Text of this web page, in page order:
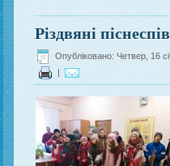
Різдвяні
Опубліковано: Четвер, 16